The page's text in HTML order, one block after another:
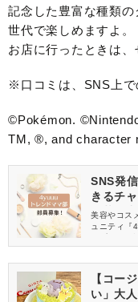
記念した豊富な種類
世代で楽しめますよ。
お店に行ったときは
※口コミは、SNS上で
©Pokémon.
TM, ®, and character
SNS発
きるチ
員募集中
美容やコス
ュニティ『
信してくれ
【コー
い」大